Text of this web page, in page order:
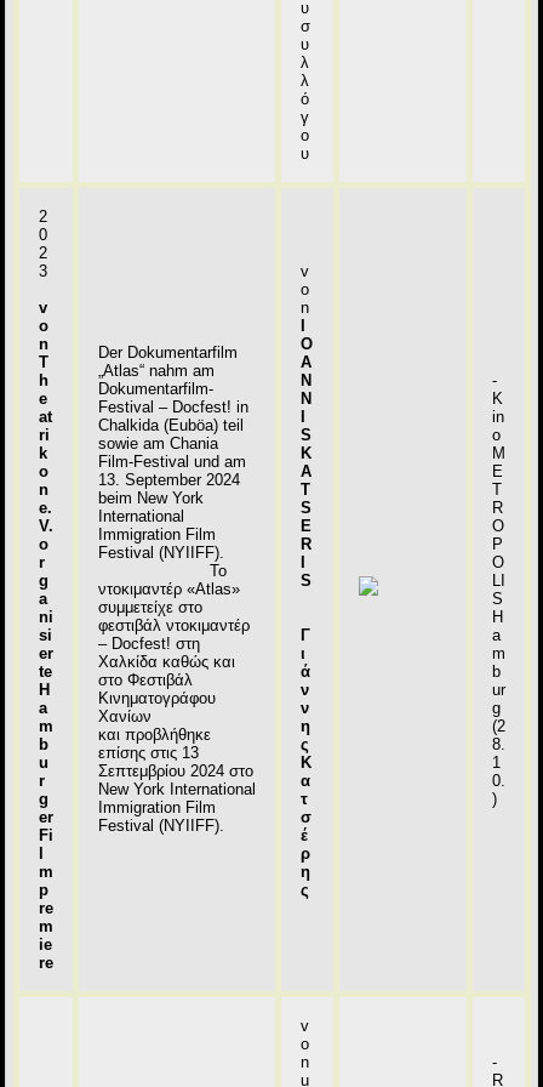
υ
σ
υ
λ
λ
ό
γ
ο
υ
2
0
2
3
v
o
n
T
h
e
at
ri
k
o
n
e.
V.
o
r
g
a
ni
si
er
te
H
a
m
b
u
r
g
er
Fi
m
p
re
m
ie
re
Der Dokumentarfilm
„Atlas“ nahm am
Dokumentarfilm-
Festival – Docfest! in
Chalkida (Euböa) teil
sowie am Chania
Film-Festival und am
13. September 2024
beim New York
International
Immigration Film
Festival (NYIIFF).
Το
ντοκιμαντέρ «Atlas»
συμμετείχε στο
φεστιβάλ ντοκιμαντέρ
– Docfest! στη
Χαλκίδα καθώς και
στο Φεστιβάλ
Κινηματογράφου
Χανίων
και προβλήθηκε
επίσης στις 13
Σεπτεμβρίου 2024 στο
New York International
Immigration Film
Festival (NYIIFF).
v
o
n
O
A
N
N
S
K
A
T
S
E
R
S
Γ
ι
ά
ν
ν
η
ς
Κ
α
τ
σ
έ
ρ
η
ς
-
K
in
o
M
E
T
R
O
P
O
LI
S
H
a
m
b
ur
g
(2
8.
1
0.
)
v
o
n
u
-
R